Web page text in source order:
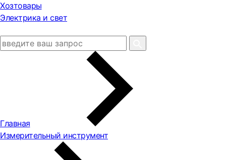
Хозтовары
Электрика и свет
Главная
Измерительный инструмент